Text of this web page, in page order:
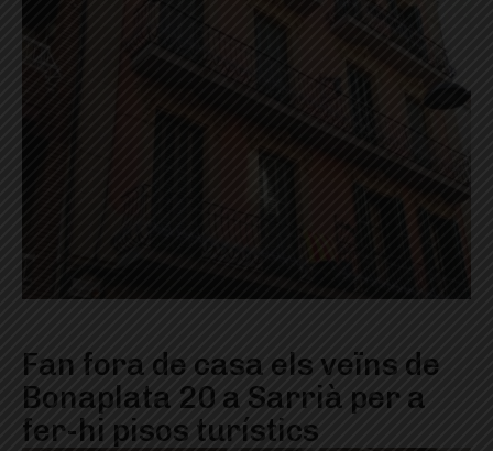
Fan fora de casa els veïns de
Bonaplata 20 a Sarrià per a
fer-hi pisos turístics